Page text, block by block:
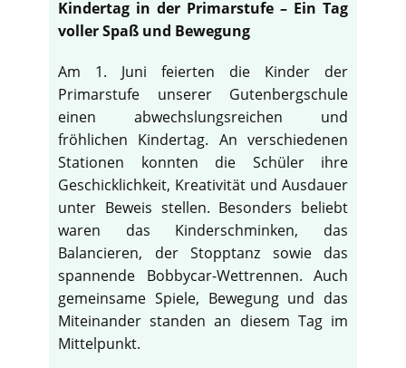
Kindertag in der Primarstufe – Ein Tag
voller Spaß und Bewegung
Am 1. Juni feierten die Kinder der
Primarstufe unserer Gutenbergschule
einen abwechslungsreichen und
fröhlichen Kindertag. An verschiedenen
Stationen konnten die Schüler ihre
Geschicklichkeit, Kreativität und Ausdauer
unter Beweis stellen. Besonders beliebt
waren das Kinderschminken, das
Balancieren, der Stopptanz sowie das
spannende Bobbycar-Wettrennen. Auch
gemeinsame Spiele, Bewegung und das
Miteinander standen an diesem Tag im
Mittelpunkt.